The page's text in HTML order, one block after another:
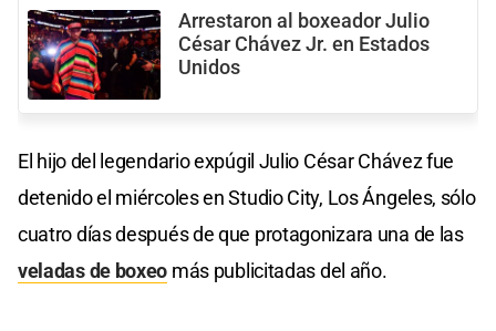
Arrestaron al boxeador Julio
César Chávez Jr. en Estados
Unidos
El hijo del legendario expúgil Julio César Chávez fue
detenido el miércoles en Studio City, Los Ángeles, sólo
cuatro días después de que protagonizara una de las
veladas de boxeo más publicitadas del año.